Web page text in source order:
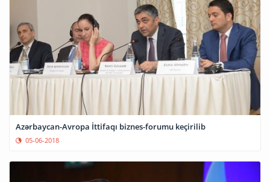
Azərbaycan-Avropa İttifaqı biznes-forumu keçirilib
05-06-2018